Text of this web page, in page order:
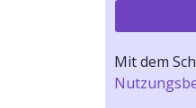
Mit dem